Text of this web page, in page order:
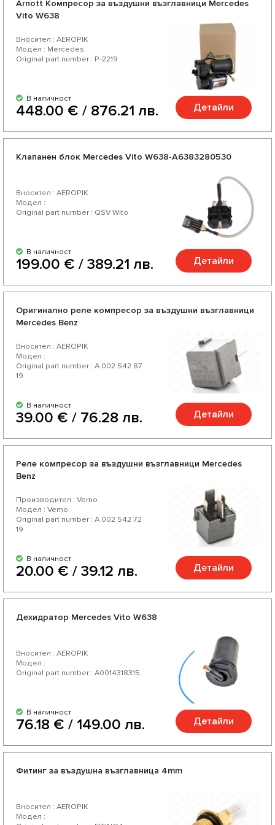
Избирайки нас Вие избирате качествени части за Вашия
Мерцедес Vito W638 от доверени немски и американски
производители. Насладете се на отлично съотношение
цена-качество, богат асортимент и разнообразие от над
Arnott Компресор за въздушни възглавници Mercedes
Vito W638
Вносител : AEROPIK
Модел : Mercedes
Original part number : P-2219
В наличност
448.00 € / 876.21 лв. Детайли
Клапанен блок Mercedes Vito W638-A6383280530
Вносител : AEROPIK
Модел :
Original part number : QSV Wito
В наличност
199.00 € / 389.21 лв. Детайли
Оригинално реле компресор за въздушни възглавници
Mercedes Benz
Вносител : AEROPIK
Модел :
Original part number : A 002 542 87
19
В наличност
39.00 € / 76.28 лв. Детайли
Реле компресор за въздушни възглавници Mercedes
Benz
Производител : Vemo
Модел : Vemo
Original part number : A 002 542 72
19
В наличност
20.00 € / 39.12 лв. Детайли
Дехидратор Mercedes Vito W638
Вносител : AEROPIK
Модел :
Original part number : A0014318315
В наличност
76.18 € / 149.00 лв. Детайли
Фитинг за въздушна възглавница 4mm
Вносител : AEROPIK
Модел :